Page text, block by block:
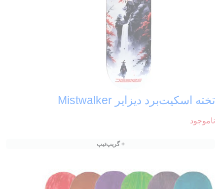
تخته اسکیت‌برد دیزایر Mistwalker
ناموجود
+ گریپ‌تیپ